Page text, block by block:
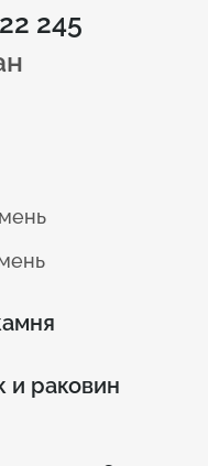
245
и раковин